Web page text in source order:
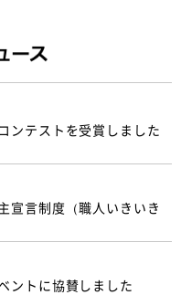
ンテストを受賞しました
宣言制度（職人いきいき
ントに協賛しました